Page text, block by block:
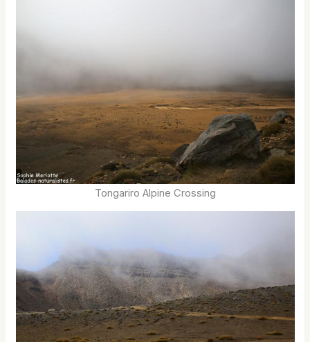
Tongariro Alpine Crossing